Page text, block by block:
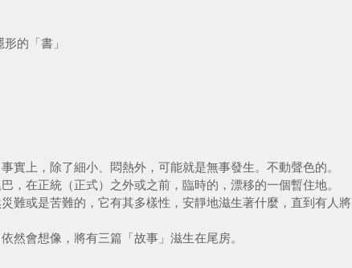
的「書」
實上，除了細小、悶熱外，可能就是無事發生。不動聲色的。
，在正統（正式）之外或之前，臨時的，漂移的一個暫住地。
難或是苦難的，它有其多樣性，安靜地滋生著什麼，直到有人將
然會想像，將有三篇「故事」滋生在尾房。